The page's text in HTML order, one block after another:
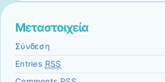
Μεταστοιχεία
Σύνδεση
Entries RSS